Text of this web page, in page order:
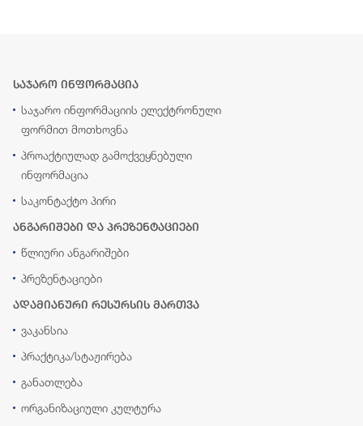
საჯარო ინფორმაცია
საჯარო ინფორმაციის ელექტრონული
ფორმით მოთხოვნა
პროაქტიულად გამოქვეყნებული
ინფორმაცია
საკონტაქტო პირი
ანგარიშები და პრეზენტაციები
წლიური ანგარიშები
პრეზენტაციები
ადამიანური რესურსის მართვა
ვაკანსია
პრაქტიკა/სტაჟირება
განათლება
ორგანიზაციული კულტურა